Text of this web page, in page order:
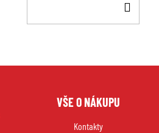
VŠE O NÁKUPU
Kontakty